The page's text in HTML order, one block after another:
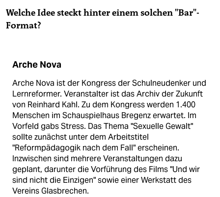
Welche Idee steckt hinter einem solchen "Bar"-
Format?
Arche Nova
Arche Nova ist der Kongress der Schulneudenker und
Lernreformer. Veranstalter ist das Archiv der Zukunft
von Reinhard Kahl. Zu dem Kongress werden 1.400
Menschen im Schauspielhaus Bregenz erwartet. Im
Vorfeld gabs Stress. Das Thema "Sexuelle Gewalt"
sollte zunächst unter dem Arbeitstitel
"Reformpädagogik nach dem Fall" erscheinen.
Inzwischen sind mehrere Veranstaltungen dazu
geplant, darunter die Vorführung des Films "Und wir
sind nicht die Einzigen" sowie einer Werkstatt des
Vereins Glasbrechen.